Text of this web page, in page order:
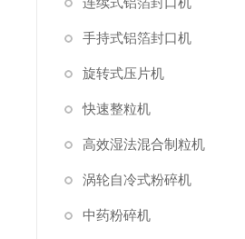
手持式铝箔封口机
旋转式压片机
快速整粒机
高效湿法混合制粒机
涡轮自冷式粉碎机
中药粉碎机